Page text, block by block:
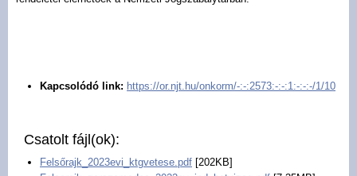
Galéria
Kapcsolódó link: https://or.njt.hu/onkorm/-:-:2573:-:-:1:-:-:-/1/10
Csatolt fájl(ok):
Felsőrajk_2023evi_ktgvetese.pdf [202KB]